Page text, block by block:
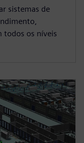
sistemas de
todos os níveis